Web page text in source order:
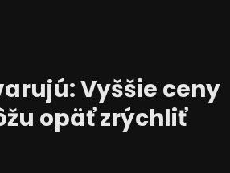
Vyššie ceny
opäť zrýchliť